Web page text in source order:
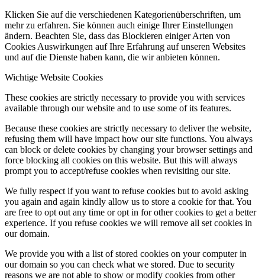
Klicken Sie auf die verschiedenen Kategorienüberschriften, um
mehr zu erfahren. Sie können auch einige Ihrer Einstellungen
ändern. Beachten Sie, dass das Blockieren einiger Arten von
Cookies Auswirkungen auf Ihre Erfahrung auf unseren Websites
und auf die Dienste haben kann, die wir anbieten können.
Wichtige Website Cookies
These cookies are strictly necessary to provide you with services
available through our website and to use some of its features.
Because these cookies are strictly necessary to deliver the website,
refusing them will have impact how our site functions. You always
can block or delete cookies by changing your browser settings and
force blocking all cookies on this website. But this will always
prompt you to accept/refuse cookies when revisiting our site.
We fully respect if you want to refuse cookies but to avoid asking
you again and again kindly allow us to store a cookie for that. You
are free to opt out any time or opt in for other cookies to get a better
experience. If you refuse cookies we will remove all set cookies in
our domain.
We provide you with a list of stored cookies on your computer in
our domain so you can check what we stored. Due to security
reasons we are not able to show or modify cookies from other